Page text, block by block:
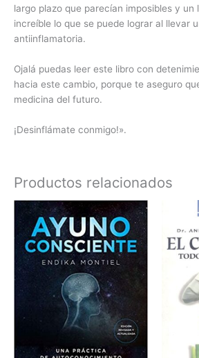
largo plazo que parecían imposibles y un
increíble lo que se puede lograr al llevar
antiinflamatoria.
Ojalá puedas leer este libro con
hacia este cambio, porque te aseguro
medicina del futuro.
¡Desinflámate conmigo!».
Productos relacionados